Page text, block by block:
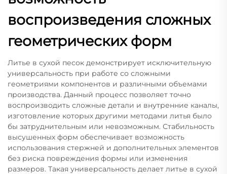
воспроизведения сложных
геометрических форм
Литье в сухой песок демонстрирует исключительную
универсальность при работе со сложными
геометриями компонентов и различными объемами
производства. Данный процесс позволяет точно
воспроизводить сложные детали и внутренние каналы,
изготовление которых другими методами литья было
бы затруднительным или невозможным. Стабильность
высушенных форм обеспечивает возможность
использования стержней и дополнительных элементов
без риска повреждения формы или изменения
размеров. Такая универсальность делает литье в сухой